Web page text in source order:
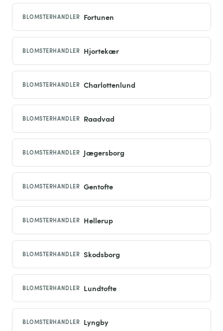
BLOMSTERHANDLER Fortunen
BLOMSTERHANDLER Hjortekær
BLOMSTERHANDLER Charlottenlund
BLOMSTERHANDLER Raadvad
BLOMSTERHANDLER Jægersborg
BLOMSTERHANDLER Gentofte
BLOMSTERHANDLER Hellerup
BLOMSTERHANDLER Skodsborg
BLOMSTERHANDLER Lundtofte
BLOMSTERHANDLER Lyngby